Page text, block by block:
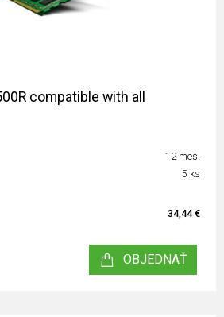
compatible with all
12 mes.
5 ks
34,44 €
OBJEDNAŤ